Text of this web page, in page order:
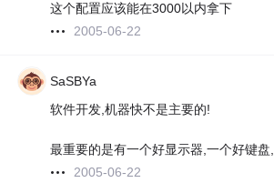
这个配置应该能在3000以内拿下
2005-06-22
SaSBYa
软件开发,机器快不是主要的!
最重要的是有一个好显示器,一个好键盘
2005-06-22